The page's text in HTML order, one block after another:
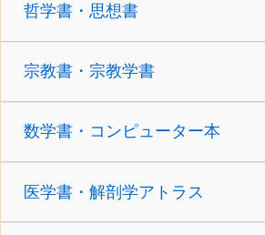
哲学書・思想書
宗教書・宗教学書
数学書・コンピューター本
医学書・解剖学アトラス